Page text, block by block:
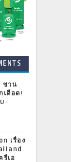
ชวน
เดือด!
เรื่อง
รีเอ